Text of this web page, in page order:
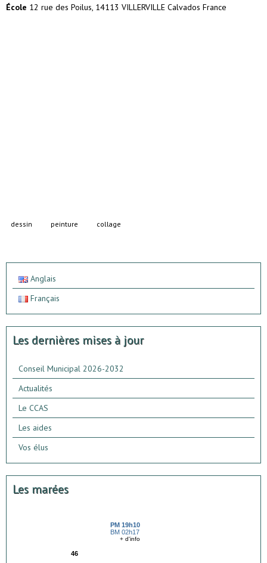
École 12 rue des Poilus, 14113 VILLERVILLE Calvados France
dessin peinture collage
Anglais
Français
Les dernières mises à jour
Conseil Municipal 2026-2032
Actualités
Le CCAS
Les aides
Vos élus
Les marées